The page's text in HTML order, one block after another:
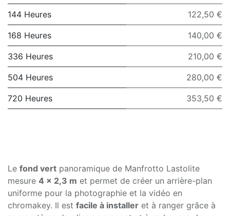
144 Heures 122,50 €
168 Heures 140,00 €
336 Heures 210,00 €
504 Heures 280,00 €
720 Heures 353,50 €
Le fond vert panoramique de Manfrotto Lastolite
mesure 4 x 2,3 m et permet de créer un arrière-plan
uniforme pour la photographie et la vidéo en
chromakey. Il est facile à installer et à ranger grâce à